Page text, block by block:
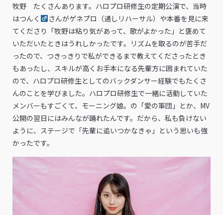
牧野 たくさんあります。ハロプロ研修生の定期公演で、当時
はつんく
さんがゲネプロ（通しリハーサル）や本番を見に来
てくださり「牧野は粘り気があって、歌がよかった」と褒めて
いただいたときはうれしかったです。リズムを取るのが苦手だ
ったので、つきっきりで私ができるまで教えてくださったとき
もあったし、スキルが高くお手本になる先輩方に囲まれていた
ので、ハロプロ研修生としてのバックダンサー経験でもたくさ
んのことを学びました。ハロプロ研修生で一緒に活動していた
メンバーもすごくて、モーニング娘。の「愛の軍団」とか、MV
公開の翌日にはみんなが踊れたんです。だから、私も負けない
ように、ステージで「先輩に追いつかなきゃ」という思いも強
かったです。